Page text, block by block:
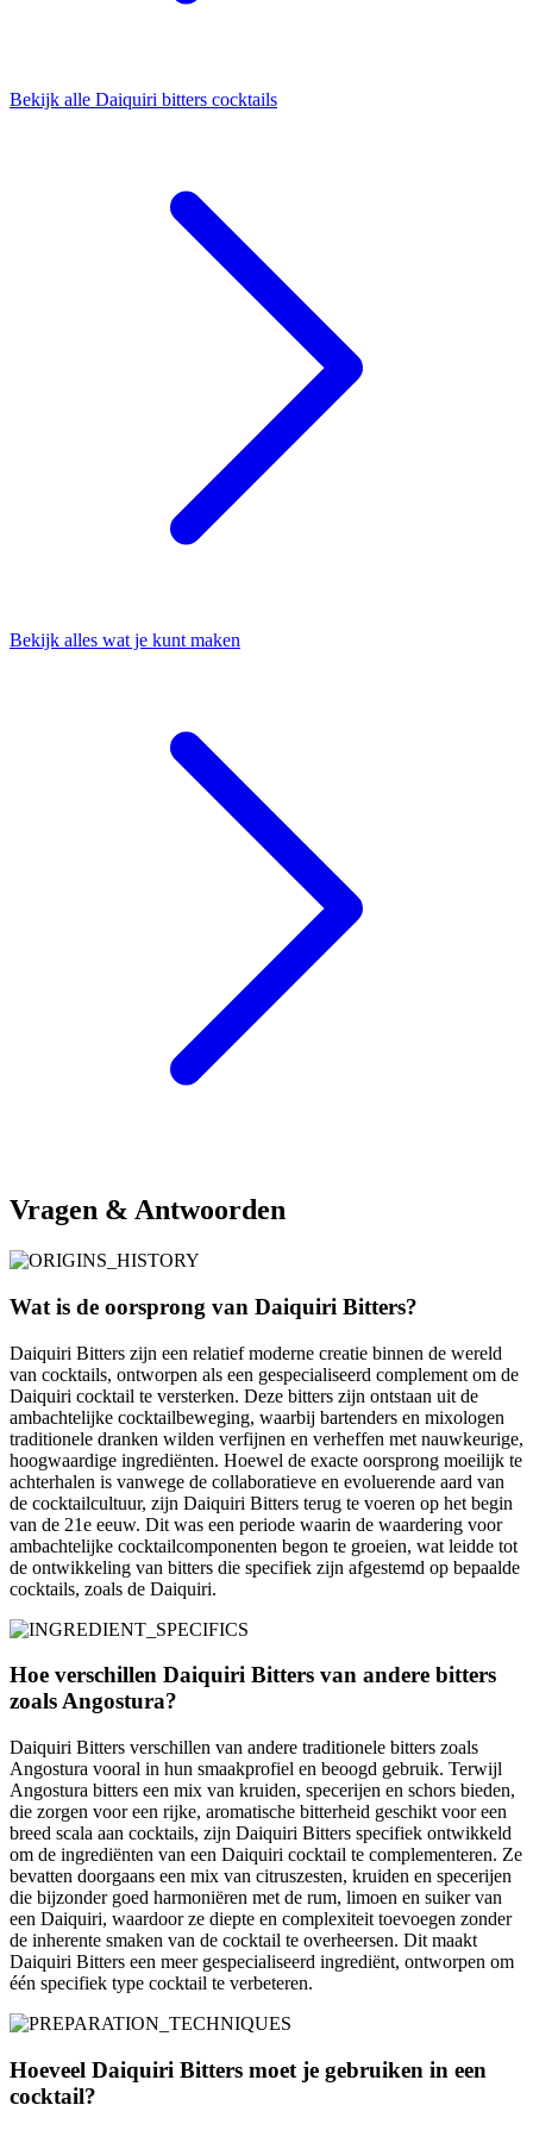
Bekijk alle Daiquiri bitters cocktails
Bekijk alles wat je kunt maken
Vragen & Antwoorden
Wat is de oorsprong van Daiquiri Bitters?
Daiquiri Bitters zijn een relatief moderne creatie binnen de wereld
van cocktails, ontworpen als een gespecialiseerd complement om de
Daiquiri cocktail te versterken. Deze bitters zijn ontstaan uit de
ambachtelijke cocktailbeweging, waarbij bartenders en mixologen
traditionele dranken wilden verfijnen en verheffen met nauwkeurige,
hoogwaardige ingrediënten. Hoewel de exacte oorsprong moeilijk te
achterhalen is vanwege de collaboratieve en evoluerende aard van
de cocktailcultuur, zijn Daiquiri Bitters terug te voeren op het begin
van de 21e eeuw. Dit was een periode waarin de waardering voor
ambachtelijke cocktailcomponenten begon te groeien, wat leidde tot
de ontwikkeling van bitters die specifiek zijn afgestemd op bepaalde
cocktails, zoals de Daiquiri.
Hoe verschillen Daiquiri Bitters van andere bitters
zoals Angostura?
Daiquiri Bitters verschillen van andere traditionele bitters zoals
Angostura vooral in hun smaakprofiel en beoogd gebruik. Terwijl
Angostura bitters een mix van kruiden, specerijen en schors bieden,
die zorgen voor een rijke, aromatische bitterheid geschikt voor een
breed scala aan cocktails, zijn Daiquiri Bitters specifiek ontwikkeld
om de ingrediënten van een Daiquiri cocktail te complementeren. Ze
bevatten doorgaans een mix van citruszesten, kruiden en specerijen
die bijzonder goed harmoniëren met de rum, limoen en suiker van
een Daiquiri, waardoor ze diepte en complexiteit toevoegen zonder
de inherente smaken van de cocktail te overheersen. Dit maakt
Daiquiri Bitters een meer gespecialiseerd ingrediënt, ontworpen om
één specifiek type cocktail te verbeteren.
Hoeveel Daiquiri Bitters moet je gebruiken in een
cocktail?